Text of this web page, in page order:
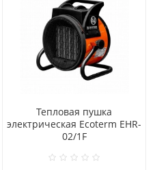
Тепловая пушка
электрическая Ecoterm EHR-
02/1F